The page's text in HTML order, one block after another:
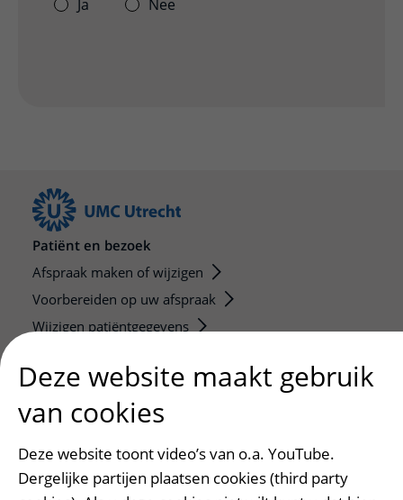
Ja
Nee
Patiënt en bezoek
Afspraak maken of wijzigen
Voorbereiden op uw afspraak
Wijzigen patiëntgegevens
Bezoektijden
Onderwijs en onderzoek
Onze opleidingen
De Nieuwe Utrechtse School
Deze website maakt gebruik
van cookies
Deze website toont video’s van o.a. YouTube.
Dergelijke partijen plaatsen cookies (third party